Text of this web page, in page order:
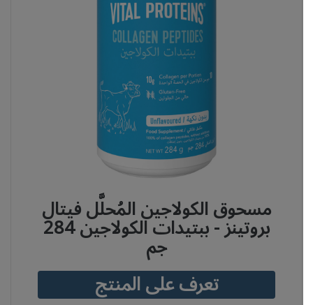
مسحوق الكولاجين المُحلَّل فيتال
بروتينز - ببتيدات الكولاجين 284 جم
تعرف على المنتج